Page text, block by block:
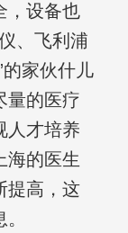
，设备也
、飞利浦
的家伙什儿
量的医疗
人才培养
海的医生
提高，这